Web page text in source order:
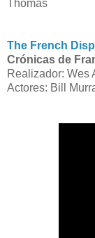
Thomas
The French
Crónicas de
Realizador: Wes
Actores: Bill